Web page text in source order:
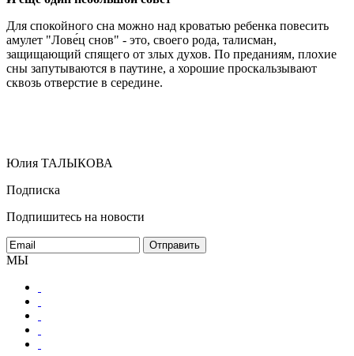
Для спокойного сна можно над кроватью ребенка повесить
амулет "Лове́ц снов" - это, своего рода, талисман,
защищающий спящего от злых духов. По преданиям, плохие
сны запутываются в паутине, а хорошие проскальзывают
сквозь отверстие в середине.
Юлия ТАЛЫКОВА
Подписка
Подпишитесь на новости
МЫ